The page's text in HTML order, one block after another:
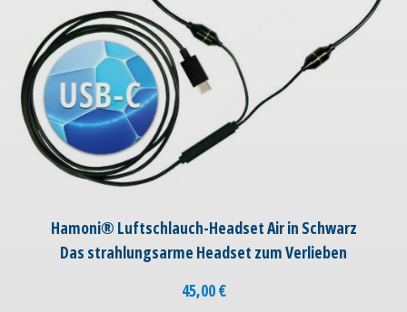
Hamoni® Luftschlauch-Headset Air in Schwarz
Das strahlungsarme Headset zum Verlieben
45,00€